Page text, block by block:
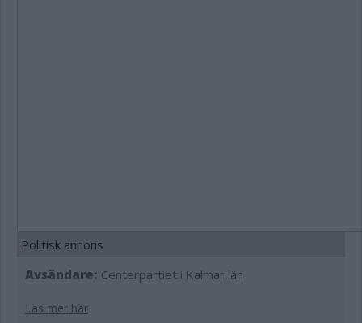
Politisk annons
Avsändare: Centerpartiet i Kalmar län
Läs mer här